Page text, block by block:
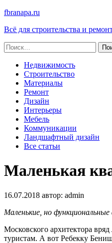
fbranapa.ru
Всё для строительства и
Найти:
Недвижимость
Строительство
Материалы
Ремонт
Дизайн
Интерьеры
Мебель
Коммуникации
Ландшафтный дизайн
Все статьи
Маленькая
16.07.2018 автор: admin
Маленькие, но
Московского архитектора
туристам. А вот Ребекку